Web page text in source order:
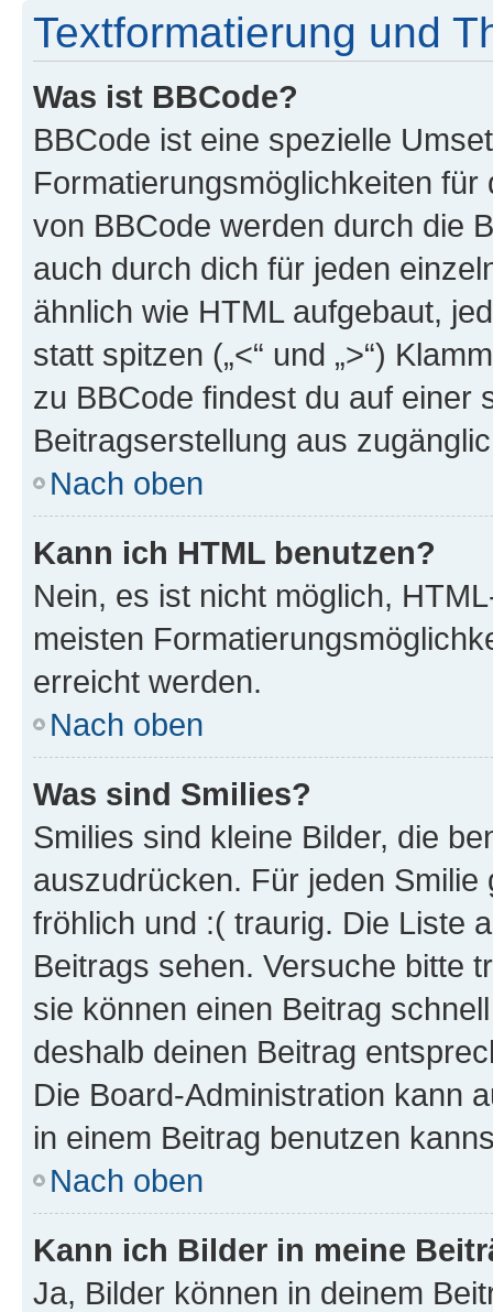
Textformatierung und
Was ist BBCode?
BBCode ist eine spezielle
Formatierungsmöglichkeiten
von BBCode werden durch die
auch durch dich für jeden
ähnlich wie HTML aufgebaut,
statt spitzen („<“ und „>“)
zu BBCode findest du auf einer
Beitragserstellung aus
Nach oben
Kann ich HTML benutzen?
Nein, es ist nicht möglich,
meisten
erreicht werden.
Nach oben
Was sind Smilies?
Smilies sind kleine Bilder, die
auszudrücken. Für jeden
fröhlich und :( traurig. Die Liste
Beitrags sehen. Versuche bitte
sie können einen Beitrag
deshalb deinen Beitrag
Die Board-Administration kann
in einem Beitrag benutzen
Nach oben
Kann ich Bilder in meine
Ja, Bilder können in deinem